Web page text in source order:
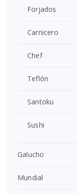
Forjados
Carnicero
Chef
Teflón
Santoku
Sushi
Galucho
Mundial